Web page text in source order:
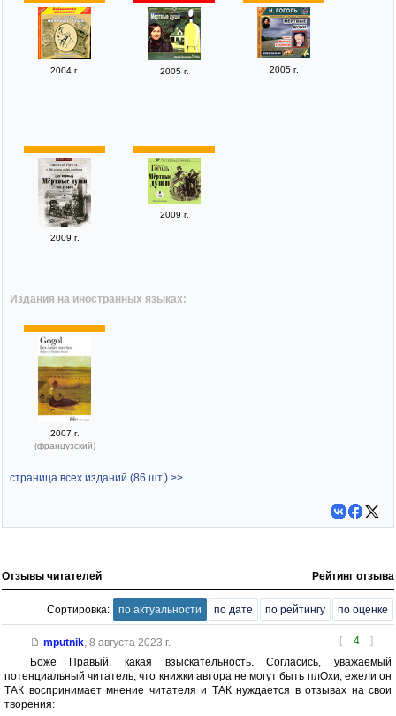
2004 г. 2005 г. 2005 г.
2009 г.
2009 г.
Издания на иностранных языках:
2007 г.
(французский)
страница всех изданий (86 шт.) >>
Отзывы читателей Рейтинг отзыва
Сортировка: по актуальности по дате по рейтингу по оценке
[ 4 ]
mputnik, 8 августа 2023 г.
Боже Правый, какая взыскательность. Согласись, уважаемый
потенциальный читатель, что книжки автора не могут быть плОхи, ежели он
ТАК воспринимает мнение читателя и ТАК нуждается в отзывах на свои
творения: